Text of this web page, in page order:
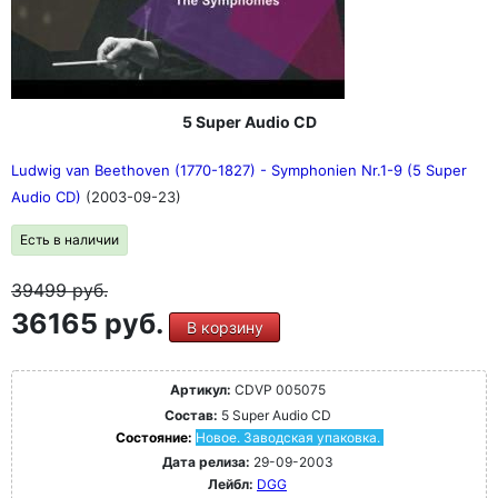
5 Super Audio CD
Ludwig van Beethoven (1770-1827) - Symphonien Nr.1-9 (5 Super
Audio CD) (2003-09-23)
Есть в наличии
39499руб.
36165 руб. В корзину
Артикул: CDVP 005075
Состав: 5 Super Audio CD
Состояние: Новое. Заводская упаковка.
Дата релиза: 29-09-2003
Лейбл: DGG